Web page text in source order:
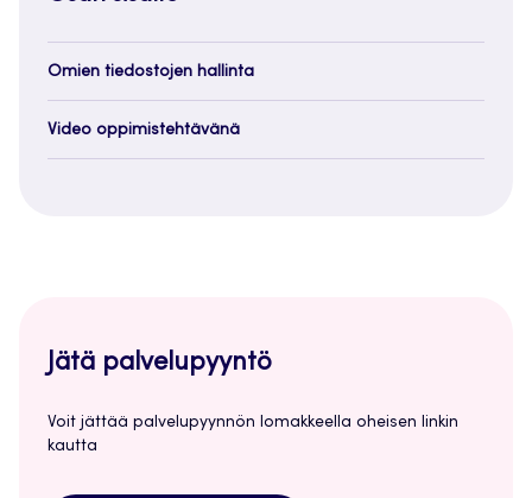
Omien tiedostojen hallinta
Video oppimistehtävänä
Jätä palvelupyyntö
Voit jättää palvelupyynnön lomakkeella oheisen linkin
kautta